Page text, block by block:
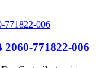
771822-006